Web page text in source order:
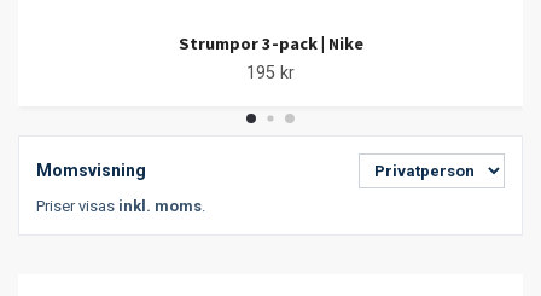
Momsvisning
Priser visas inkl. moms
Strumpor 3-pack | Nike
195 kr